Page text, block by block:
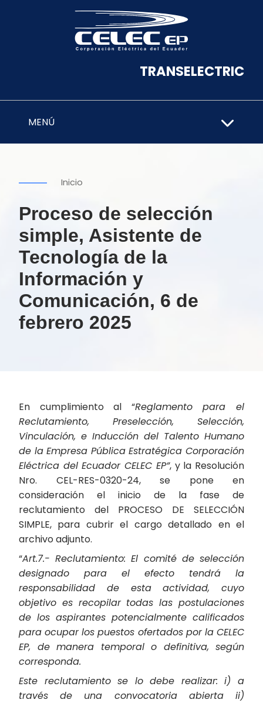
TRANSELECTRIC
MENÚ
Inicio
Proceso de selección
simple, Asistente de
Tecnología de la
Información y
Comunicación, 6 de
febrero 2025
En cumplimiento al “Reglamento para el
Reclutamiento, Preselección, Selección,
Vinculación, e Inducción del Talento Humano
de la Empresa Pública Estratégica Corporación
Eléctrica del Ecuador CELEC EP”, y la Resolución
Nro. CEL-RES-0320-24, se pone en
consideración el inicio de la fase de
reclutamiento del PROCESO DE SELECCIÓN
SIMPLE, para cubrir el cargo detallado en el
archivo adjunto.
“Art.7.- Reclutamiento: El comité de selección
designado para el efecto tendrá la
responsabilidad de esta actividad, cuyo
objetivo es recopilar todas las postulaciones
de los aspirantes potencialmente calificados
para ocupar los puestos ofertados por la CELEC
EP, de manera temporal o definitiva, según
corresponda.
Este reclutamiento se lo debe realizar: i) a
través de una convocatoria abierta ii)